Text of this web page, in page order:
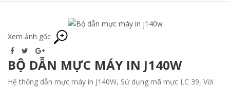
Xem ảnh gốc
BỘ DẪN MỰC MÁY IN J140W
Hệ thống dẫn mực máy in J140W, Sử dụng mã mực LC 39, Với